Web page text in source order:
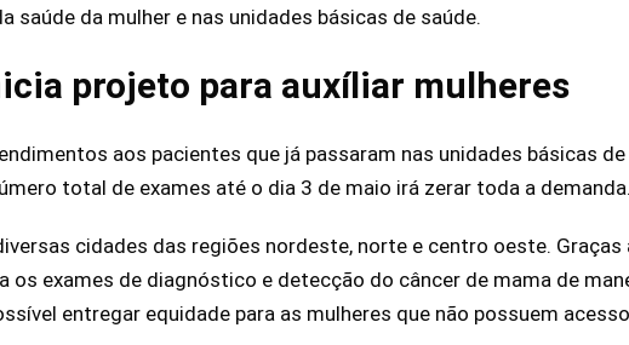
saúde da mulher e nas unidades básicas de saúde.
projeto para auxíliar mulheres
aos pacientes que já passaram nas unidades básicas
total de exames até o dia 3 de maio irá zerar toda a demanda.
cidades das regiões nordeste, norte e centro oeste. Graças
os exames de diagnóstico e detecção do câncer de mama de
entregar equidade para as mulheres que não possuem